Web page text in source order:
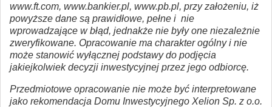
www.ft.com, www.bankier.pl, www.pb.pl, przy założeniu, iż
powyższe dane są prawidłowe, pełne i nie
wprowadzające w błąd, jednakże nie były one niezależnie
zweryfikowane. Opracowanie ma charakter ogólny i nie
może stanowić wyłącznej podstawy do podjęcia
jakiejkolwiek decyzji inwestycyjnej przez jego odbiorcę.
Przedmiotowe opracowanie nie może być interpretowane
jako rekomendacja Domu Inwestycyjnego Xelion Sp. z o.o.